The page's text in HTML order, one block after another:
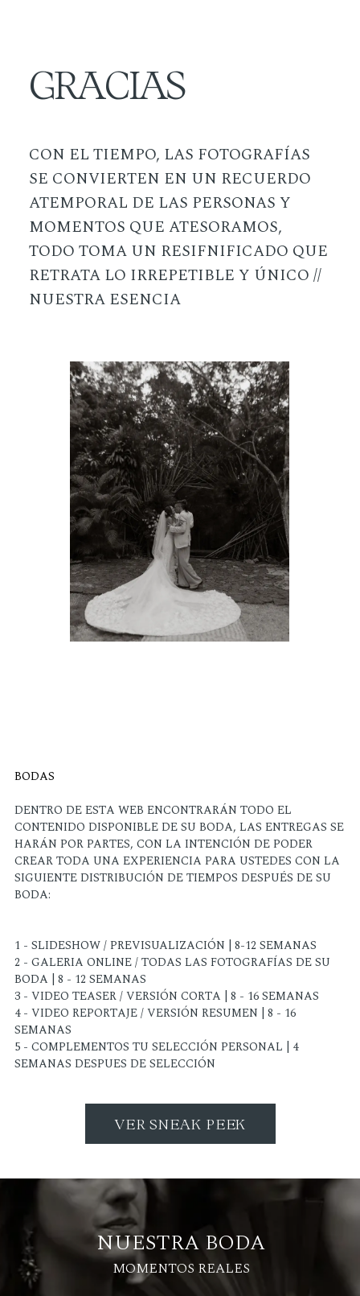
CON EL TIEMPO, LAS FOTOGRAFÍAS
SE CONVIERTEN EN UN RECUERDO
ATEMPORAL DE LAS PERSONAS Y
MOMENTOS QUE ATESORAMOS,
TODO TOMA UN RESIFNIFICADO QUE
RETRATA LO IRREPETIBLE Y ÚNICO //
NUESTRA ESENCIA
GRACIAS
BODAS
DENTRO DE ESTA WEB ENCONTRARÁN TODO EL
CONTENIDO DISPONIBLE DE SU BODA, LAS ENTREGAS SE
HARÁN POR PARTES, CON LA INTENCIÓN DE PODER
CREAR TODA UNA EXPERIENCIA PARA USTEDES CON LA
SIGUIENTE DISTRIBUCIÓN DE TIEMPOS DESPUÉS DE SU
BODA:
1 - SLIDESHOW / PREVISUALIZACIÓN | 8-12 SEMANAS
2 - GALERIA ONLINE / TODAS LAS FOTOGRAFÍAS DE SU
BODA | 8 - 12 SEMANAS
3 - VIDEO TEASER / VERSIÓN CORTA | 8 - 16 SEMANAS
4 - VIDEO REPORTAJE / VERSIÓN RESUMEN | 8 - 16
SEMANAS
5 - COMPLEMENTOS TU SELECCIÓN PERSONAL | 4
SEMANAS DESPUES DE SELECCIÓN
VER SNEAK PEEK
NUESTRA BODA
MOMENTOS REALES